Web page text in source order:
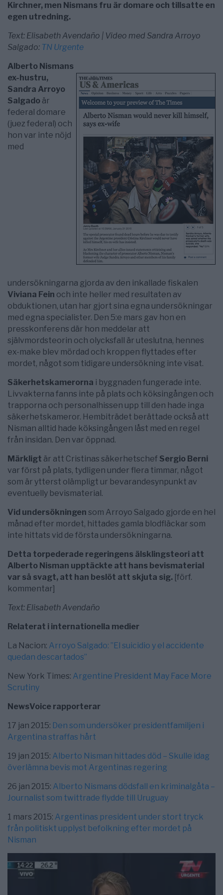
Kirchner, men Nismans fru är domare och tillsatte en
egen utredning.
Text: Elisabeth Avendaño | Video med Sandra Arroyo
Salgado: TN Urgente
Alberto Nismans
ex-hustru,
Sandra Arroyo
Salgado är
federal domare
(juez federal) och
hon var inte nöjd
med
undersökningarna gjorda av den inkallade fiskalen
Viviana Fein och inte heller med resultaten av
obduktionen, utan har gjort sina egna undersökningar
med egna specialister. Den 5:e mars gav hon en
presskonferens där hon meddelar att
självmordsteorin och olycksfall är uteslutna, hennes
ex-make blev mördad och kroppen flyttades efter
mordet, något som tidigare undersökning inte visat.
Säkerhetskamerorna i byggnaden fungerade inte.
Livvakterna fanns inte på plats och köksingången och
trapporna och personalhissen upp till den hade inga
säkerhetskameror. Hembiträdet berättade också att
Nisman alltid hade köksingången låst med en regel
från insidan. Den var öppnad.
Märkligt är att Cristinas säkerhetschef Sergio Berni
var först på plats, tydligen under flera timmar, något
som är ytterst olämpligt ur bevarandesynpunkt av
eventuelly bevismaterial.
Vid undersökningen som Arroyo Salgado gjorde en hel
månad efter mordet, hittades gamla blodfläckar som
inte hittats vid de första undersökningarna.
Detta torpederade regeringens älsklingsteori att
Alberto Nisman upptäckte att hans bevismaterial
var så svagt, att han beslöt att skjuta sig. [förf.
kommentar]
Text: Elisabeth Avendaño
Relaterat i internationella medier
La Nacion: Arroyo Salgado: ”El suicidio y el accidente
quedan descartados”
New York Times: Argentine President May Face More
Scrutiny
NewsVoice rapporterar
17 jan 2015: Den som undersöker presidentfamiljen i
Argentina straffas hårt
19 jan 2015: Alberto Nisman hittades död – Skulle idag
överlämna bevis mot Argentinas regering
26 jan 2015: Alberto Nismans dödsfall en kriminalgåta –
Journalist som twittrade flydde till Uruguay
1 mars 2015: Argentinas president under stort tryck
från politiskt upplyst befolkning efter mordet på
Nisman